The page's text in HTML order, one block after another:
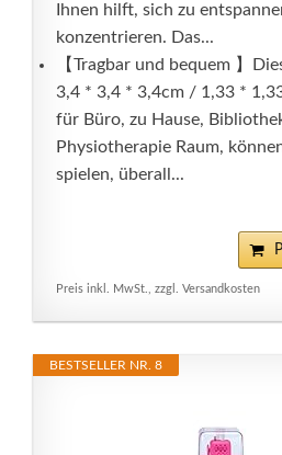
Ihnen hilft, sich zu
konzentrieren. Das...
【Tragbar und bequem 】
3,4 * 3,4 * 3,4cm / 1,33 *
für Büro, zu Hause,
Physiotherapie Raum,
spielen, überall...
Preis inkl. MwSt., zzgl. Versandkosten
BESTSELLER NR. 8